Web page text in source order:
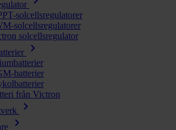
solcellsregulatorer
solcellsregulatorer
solcellsregulator
chevron_right
batterier
från Victron
chevron_right
chevron_right